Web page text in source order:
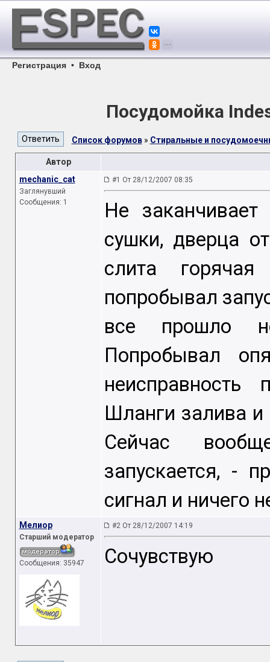
Регистрация • Вход
Посудомойка
Список форумов» Стиральные и
Автор
mechanic_cat
Заглянувший
Сообщения: 1
#1 От 28/12/2007 08:35
Не
сушки, дверца
слита
попробывал
все прошло
Попробывал
неисправность
Шланги залива и
Сейчас
запускается, -
сигнал и ничего
Мелиор
Старший модератор
Сообщения: 35947
#2 От 28/12/2007 14:19
Сочувствую